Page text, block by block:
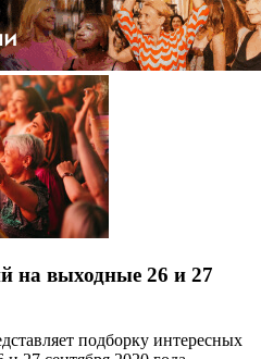
на выходные 26 и 27
подборку интересных